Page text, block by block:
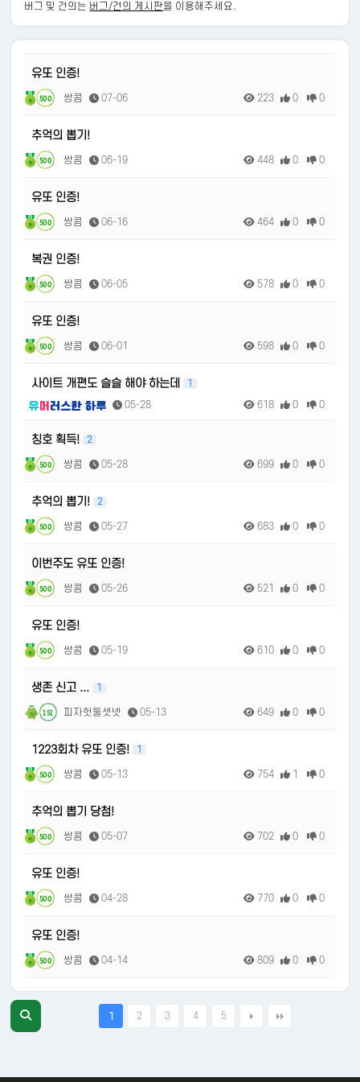
버그 및 건의는 버그/건의 게시판을 이용해주세요.
유또 인증!
500 쌍콤 07-06 223 0 0
추억의 뽑기!
500 쌍콤 06-19 448 0 0
유또 인증!
500 쌍콤 06-16 464 0 0
복권 인증!
500 쌍콤 06-05 578 0 0
유또 인증!
500 쌍콤 06-01 598 0 0
사이트 개편도 슬슬 해야 하는데 1
05-28 618 0 0
칭호 획득! 2
500 쌍콤 05-28 699 0 0
추억의 뽑기! 2
500 쌍콤 05-27 683 0 0
이번주도 유또 인증!
500 쌍콤 05-26 521 0 0
유또 인증!
500 쌍콤 05-19 610 0 0
생존 신고 ... 1
151 피자헛둘셋넷 05-13 649 0 0
1223회차 유또 인증! 1
500 쌍콤 05-13 754 1 0
추억의 뽑기 당첨!
500 쌍콤 05-07 702 0 0
유또 인증!
500 쌍콤 04-28 770 0 0
유또 인증!
500 쌍콤 04-14 809 0 0
1 2 3 4 5